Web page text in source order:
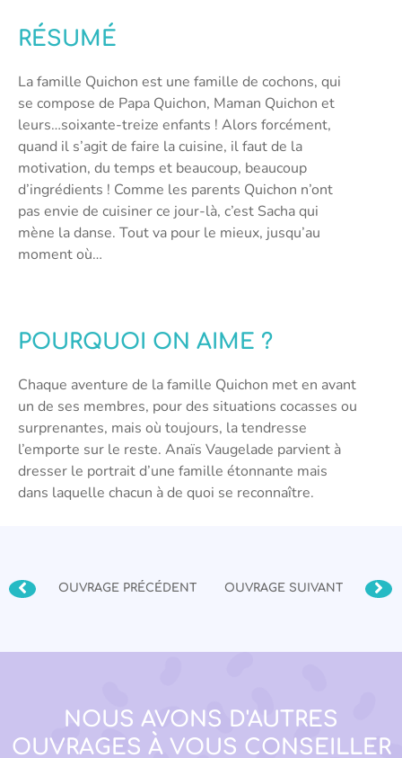
RÉSUMÉ
La famille Quichon est une famille de cochons, qui
se compose de Papa Quichon, Maman Quichon et
leurs…soixante-treize enfants ! Alors forcément,
quand il s’agit de faire la cuisine, il faut de la
motivation, du temps et beaucoup, beaucoup
d’ingrédients ! Comme les parents Quichon n’ont
pas envie de cuisiner ce jour-là, c’est Sacha qui
mène la danse. Tout va pour le mieux, jusqu’au
moment où…
POURQUOI ON AIME ?
Chaque aventure de la famille Quichon met en avant
un de ses membres, pour des situations cocasses ou
surprenantes, mais où toujours, la tendresse
l’emporte sur le reste. Anaïs Vaugelade parvient à
dresser le portrait d’une famille étonnante mais
dans laquelle chacun à de quoi se reconnaître.
OUVRAGE PRÉCÉDENT OUVRAGE SUIVANT
NOUS AVONS D'AUTRES
OUVRAGES À VOUS CONSEILLER